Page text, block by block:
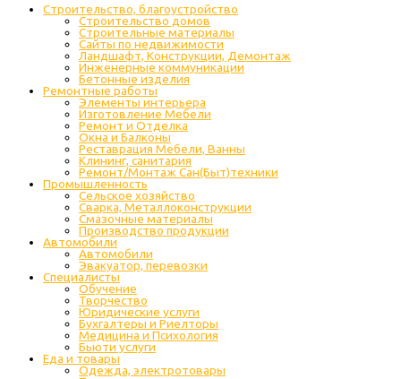
Строительство, благоустройство
Строительство домов
Строительные материалы
Сайты по недвижимости
Ландшафт, Конструкции, Демонтаж
Инженерные коммуникации
Бетонные изделия
Ремонтные работы
Элементы интерьера
Изготовление Мебели
Ремонт и Отделка
Окна и Балконы
Реставрация Мебели, Ванны
Клининг, санитария
Ремонт/Монтаж Сан(Быт)техники
Промышленность
Cельское хозяйство
Сварка, Металлоконструкции
Cмазочные материалы
Производство продукции
Автомобили
Автомобили
Эвакуатор, перевозки
Специалисты
Обучение
Творчество
Юридические услуги
Бухгалтеры и Риелторы
Медицина и Психология
Бьюти услуги
Еда и товары
Одежда, электротовары